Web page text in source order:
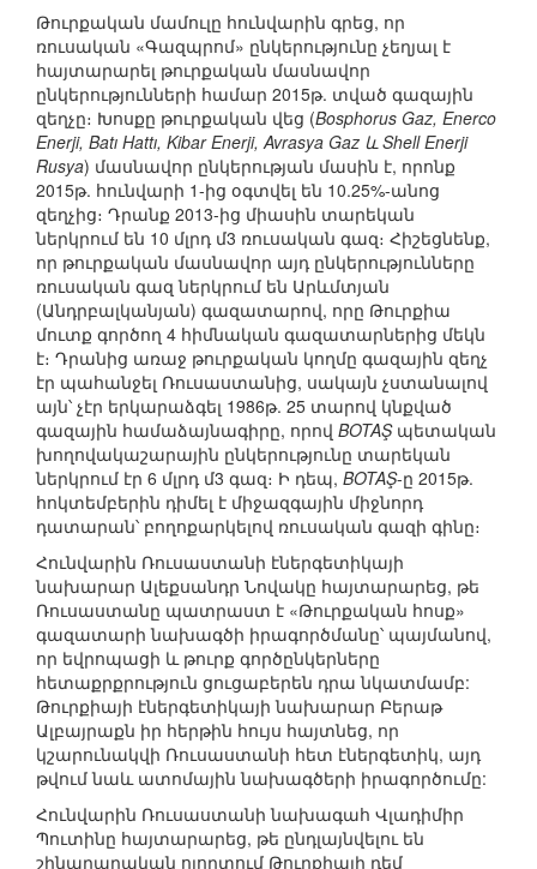
Թուրքական մամուլը հունվարին գրեց, որ
ռուսական «Գազպրոմ» ընկերությունը չեղյալ է
հայտարարել թուրքական մասնավոր
ընկերությունների համար 2015թ. տված գազային
զեղչը։ Խոսքը թուրքական վեց (Bosphorus Gaz, Enerco
Enerji, Batı Hattı, Kibar Enerji, Avrasya Gaz և Shell Enerji
Rusya) մասնավոր ընկերության մասին է, որոնք
2015թ. հունվարի 1-ից օգտվել են 10.25%-անոց
զեղչից։ Դրանք 2013-ից միասին տարեկան
ներկրում են 10 մլրդ մ3 ռուսական գազ։ Հիշեցնենք,
որ թուրքական մասնավոր այդ ընկերությունները
ռուսական գազ ներկրում են Արևմտյան
(Անդրբալկանյան) գազատարով, որը Թուրքիա
մուտք գործող 4 հիմնական գազատարներից մեկն
է։ Դրանից առաջ թուրքական կողմը գազային զեղչ
էր պահանջել Ռուսաստանից, սակայն չստանալով
այն՝ չէր երկարաձգել 1986թ. 25 տարով կնքված
գազային համաձայնագիրը, որով BOTAŞպետական
խողովակաշարային ընկերությունը տարեկան
ներկրում էր 6 մլրդ մ3 գազ։ Ի դեպ, BOTAŞ-ը 2015թ.
հոկտեմբերին դիմել է միջազգային միջնորդ
դատարան՝ բողոքարկելով ռուսական գազի գինը։
Հունվարին Ռուսաստանի էներգետիկայի
նախարար Ալեքսանդր Նովակը հայտարարեց, թե
Ռուսաստանը պատրաստ է «Թուրքական հոսք»
գազատարի նախագծի իրագործմանը՝ պայմանով,
որ եվրոպացի և թուրք գործընկերները
հետաքրքրություն ցուցաբերեն դրա նկատմամբ:
Թուրքիայի էներգետիկայի նախարար Բերաթ
Ալբայրաքն իր հերթին հույս հայտնեց, որ
կշարունակվի Ռուսաստանի հետ էներգետիկ, այդ
թվում նաև ատոմային նախագծերի իրագործումը:
Հունվարին Ռուսաստանի նախագահ Վլադիմիր
Պուտինը հայտարարեց, թե ընդլայնվելու են
շինարարական ոլորտում Թուրքիայի դեմ